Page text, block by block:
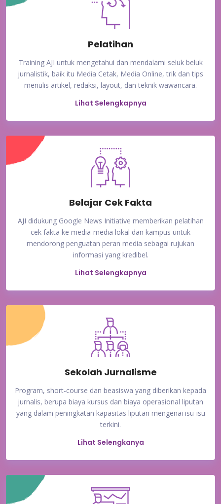
Pelatihan
Training AJI untuk mengetahui dan mendalami seluk beluk
jurnalistik, baik itu Media Cetak, Media Online, trik dan tips
menulis artikel, redaksi, layout, dan teknik wawancara.
Lihat Selengkapnya
Belajar Cek Fakta
AJI didukung Google News Initiative memberikan pelatihan
cek fakta ke media-media lokal dan kampus untuk
mendorong penguatan peran media sebagai rujukan
informasi yang kredibel.
Lihat Selengkapnya
Sekolah Jurnalisme
Program, short-course dan beasiswa yang diberikan kepada
jurnalis, berupa biaya kursus dan biaya operasional liputan
yang dalam peningkatan kapasitas liputan mengenai isu-isu
terkini.
Lihat Selengkanya